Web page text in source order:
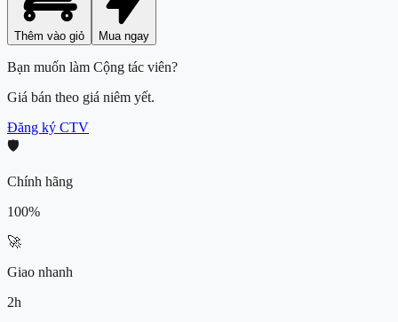
Thêm vào giỏ Mua ngay
Bạn muốn làm Cộng tác viên?
Giá bán theo giá niêm yết.
Đăng ký CTV
🛡️
Chính hãng
100%
🚀
Giao nhanh
2h